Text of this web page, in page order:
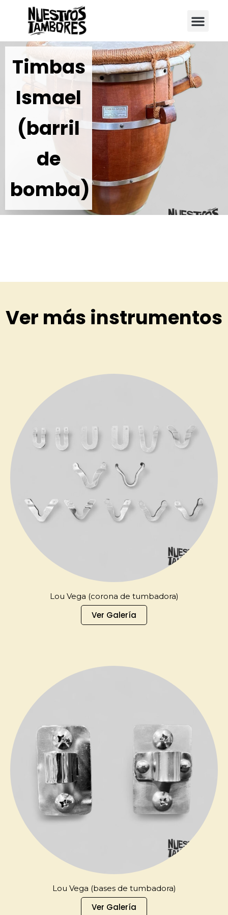
Timbas
Ismael
(barril
de
bomba)
Ver más instrumentos
Lou Vega (corona de tumbadora)
Ver Galería
Lou Vega (bases de tumbadora)
Ver Galería